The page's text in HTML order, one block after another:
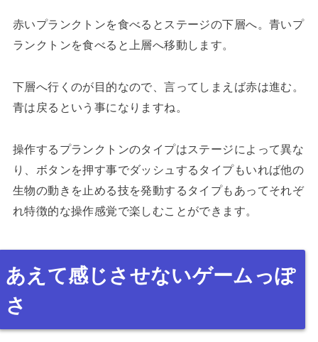
赤いプランクトンを食べるとステージの下層へ。青いプ
ランクトンを食べると上層へ移動します。
下層へ行くのが目的なので、言ってしまえば赤は進む。
青は戻るという事になりますね。
操作するプランクトンのタイプはステージによって異な
り、ボタンを押す事でダッシュするタイプもいれば他の
生物の動きを止める技を発動するタイプもあってそれぞ
れ特徴的な操作感覚で楽しむことができます。
あえて感じさせないゲームっぽ
さ